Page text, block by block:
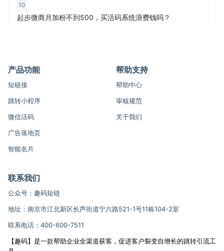
10
起步微商月加粉不到500，买活码系统浪费钱吗？
产品功能
短链接
跳转小程序
微信活码
广告落地页
智能名片
帮助支持
帮助中心
审核规范
关于我们
联系我们
公众号：趣码短链
地址：南京市江北新区长芦街道宁六路521-1号11栋104-2室
联系电话：400-600-7511
【趣码】是一款帮助企业全渠道获客，促进客户裂变自增长的跳转引流工